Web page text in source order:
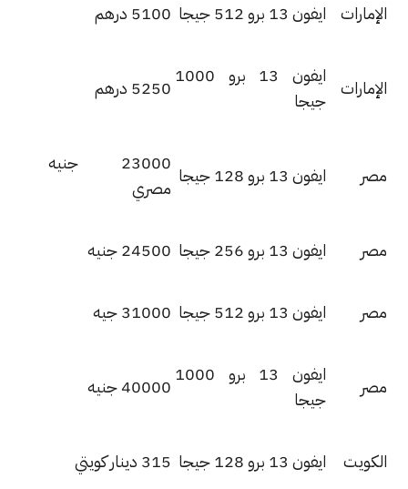
ايفون 13 برو 512 جيجا 5100 درهم
ايفون 13 برو 1000
جيجا
5250 درهم
ايفون 13 برو 128 جيجا
23000 جنيه
مصري
ايفون 13 برو 256 جيجا 24500 جنيه
ايفون 13 برو 512 جيجا 31000 جيه
ايفون 13 برو 1000
جيجا
40000 جنيه
ايفون 13 برو 128 جيجا 315 دينار كويتي